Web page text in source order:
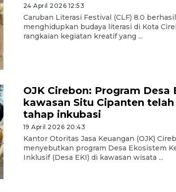
24 April 2026 12:53
Caruban Literasi Festival (CLF) 8.0 berhasil
menghidupkan budaya literasi di Kota
rangkaian kegiatan kreatif yang ...
OJK Cirebon: Program Desa
kawasan Situ Cipanten
tahap inkubasi
19 April 2026 20:43
Kantor Otoritas Jasa Keuangan (OJK)
menyebutkan program Desa Ekosistem
Inklusif (Desa EKI) di kawasan wisata ...